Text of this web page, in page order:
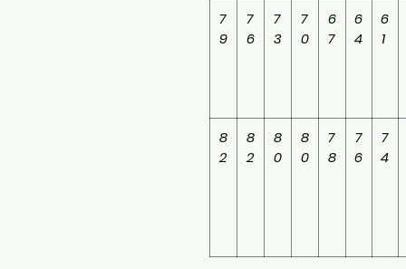
6
1
6
4
6
7
7
0
7
3
7
6
7
9
7
4
7
6
7
8
8
0
8
0
8
2
8
2